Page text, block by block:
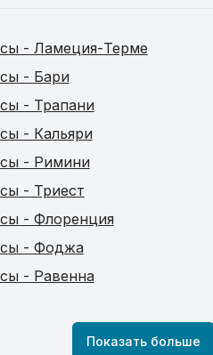
- Ламеция-Терме
- Бари
- Трапани
- Кальяри
- Римини
- Триест
- Флоренция
- Фоджа
- Равенна
Показать больше